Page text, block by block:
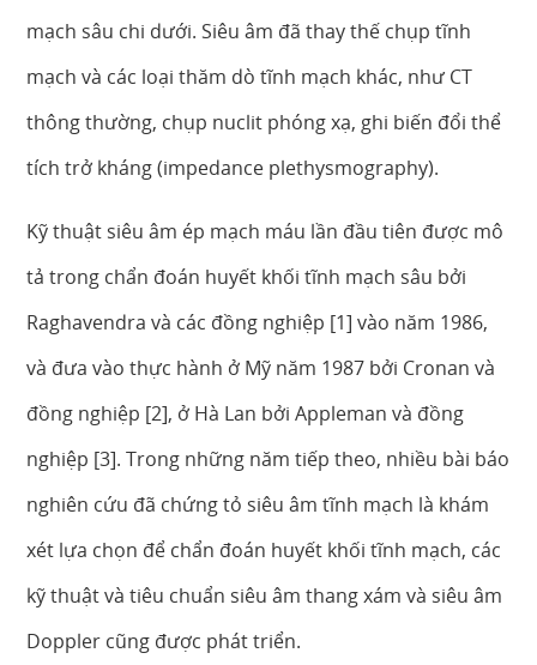
mạch sâu chi dưới. Siêu âm đã thay thế chụp tĩnh
mạch và các loại thăm dò tĩnh mạch khác, như CT
thông thường, chụp nuclit phóng xạ, ghi biến đổi thể
tích trở kháng (impedance plethysmography).
Kỹ thuật siêu âm ép mạch máu lần đầu tiên được mô
tả trong chẩn đoán huyết khối tĩnh mạch sâu bởi
Raghavendra và các đồng nghiệp [1] vào năm 1986,
và đưa vào thực hành ở Mỹ năm 1987 bởi Cronan và
đồng nghiệp [2], ở Hà Lan bởi Appleman và đồng
nghiệp [3]. Trong những năm tiếp theo, nhiều bài báo
nghiên cứu đã chứng tỏ siêu âm tĩnh mạch là khám
xét lựa chọn để chẩn đoán huyết khối tĩnh mạch, các
kỹ thuật và tiêu chuẩn siêu âm thang xám và siêu âm
Doppler cũng được phát triển.